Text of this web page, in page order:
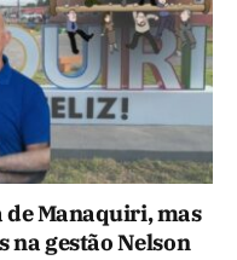
Manaquiri, mas
na gestão Nelson